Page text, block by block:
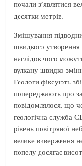
почали з’являтися
десятки метрів.
Змішування
швидкого утворення
наслідок чого
вулкану швидко
Геологи фіксують
попереджають про
повідомлялося, що
геологічна служба
рівень повітряної
велике виверження
попелу досягає